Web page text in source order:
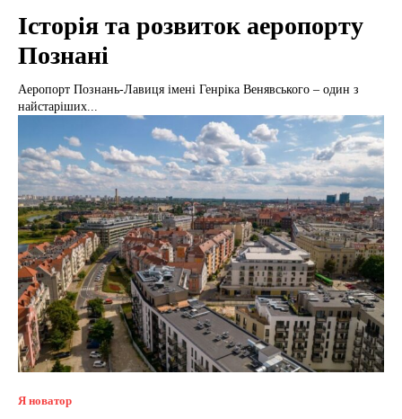
Історія та розвиток аеропорту
Познані
Аеропорт Познань-Лавиця імені Генріка Венявського – один з
найстаріших...
Я новатор